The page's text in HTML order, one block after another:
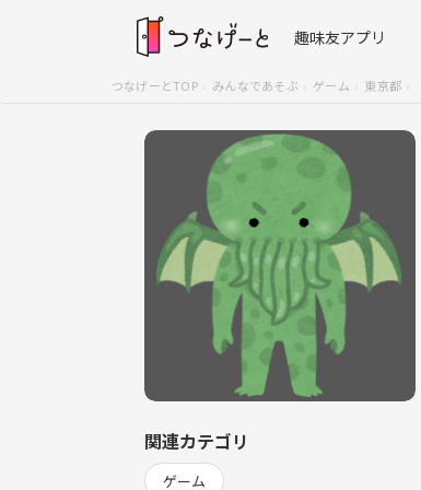
趣味友アプリ
つなげーとTOP みんなであそぶ ゲーム 東京都
関連カテゴリ
ゲーム